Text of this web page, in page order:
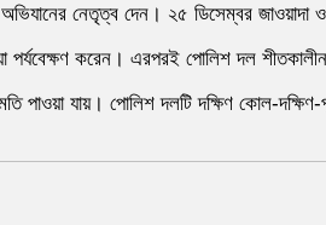
নেতৃত্ব দেন। ২৫ ডিসেম্বর
পর্যবেক্ষণ করেন। এরপরই পোলিশ দল
পাওয়া যায়। পোলিশ দলটি দক্ষিণ কোল-